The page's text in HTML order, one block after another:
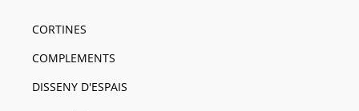
CORTINES
COMPLEMENTS
DISSENY D'ESPAIS